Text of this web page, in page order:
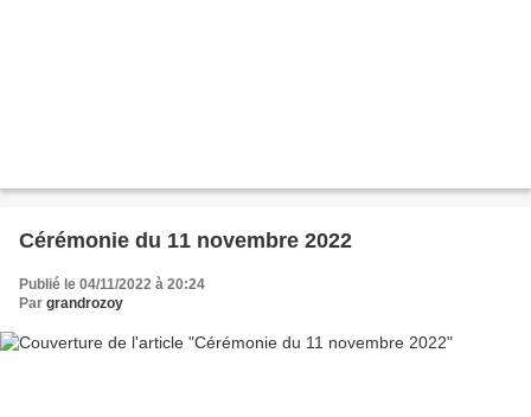
Cérémonie du 11 novembre 2022
Publié le 04/11/2022 à 20:24
Par grandrozoy